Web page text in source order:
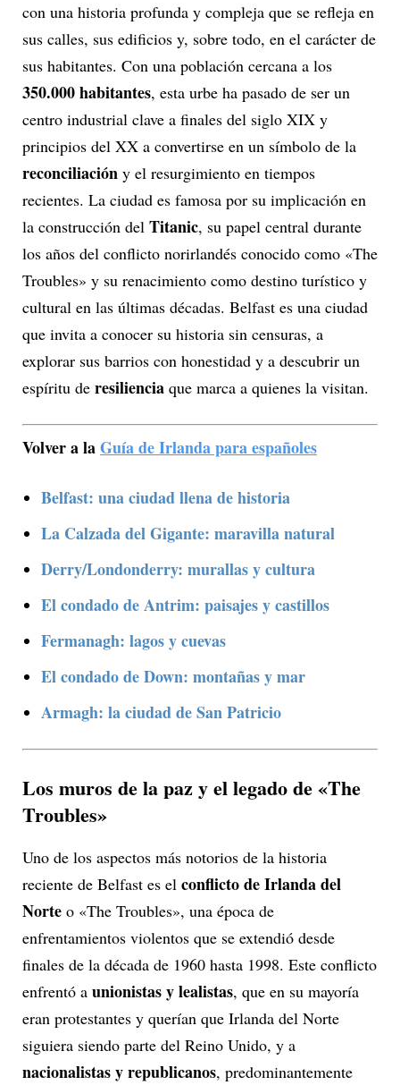
con una historia profunda y compleja que se refleja en
sus calles, sus edificios y, sobre todo, en el carácter de
sus habitantes. Con una población cercana a los
350.000 habitantes, esta urbe ha pasado de ser un
centro industrial clave a finales del siglo XIX y
principios del XX a convertirse en un símbolo de la
reconciliación y el resurgimiento en tiempos
recientes. La ciudad es famosa por su implicación en
la construcción del Titanic, su papel central durante
los años del conflicto norirlandés conocido como «The
Troubles» y su renacimiento como destino turístico y
cultural en las últimas décadas. Belfast es una ciudad
que invita a conocer su historia sin censuras, a
explorar sus barrios con honestidad y a descubrir un
espíritu de resiliencia que marca a quienes la visitan.
Volver a laGuía de Irlanda para españoles
Belfast: una ciudad llena de historia
La Calzada del Gigante: maravilla natural
Derry/Londonderry: murallas y cultura
El condado de Antrim: paisajes y castillos
Fermanagh: lagos y cuevas
El condado de Down: montañas y mar
Armagh: la ciudad de San Patricio
Los muros de la paz y el legado de «The
Troubles»
Uno de los aspectos más notorios de la historia
reciente de Belfast es el conflicto de Irlanda del
Norte o «The Troubles», una época de
enfrentamientos violentos que se extendió desde
finales de la década de 1960 hasta 1998. Este conflicto
enfrentó a unionistas y lealistas, que en su mayoría
eran protestantes y querían que Irlanda del Norte
siguiera siendo parte del Reino Unido, y a
nacionalistas y republicanos, predominantemente